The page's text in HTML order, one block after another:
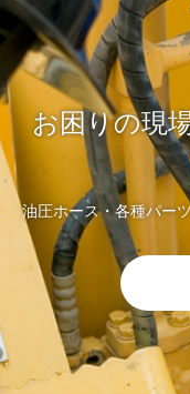
お困りの現
油圧ホース・各種パー